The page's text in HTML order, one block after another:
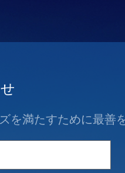
を満たすために最善